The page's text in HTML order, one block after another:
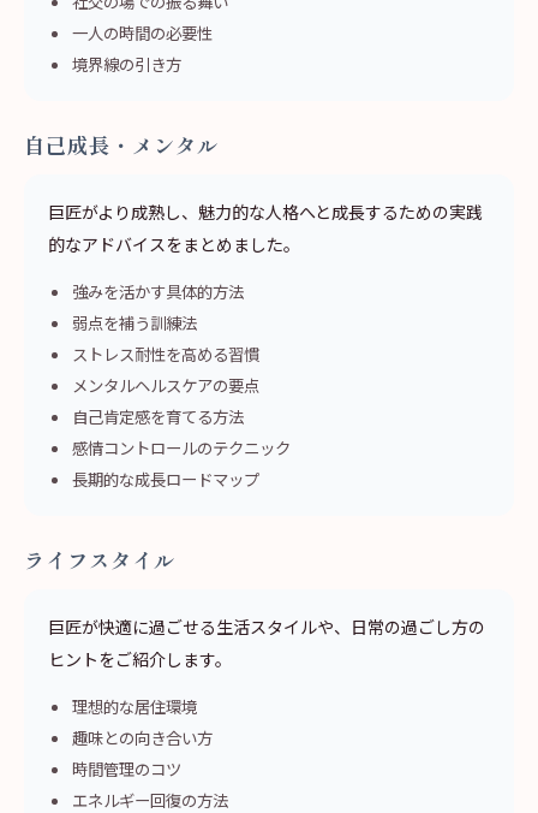
一人の時間の必要性
境界線の引き方
自己成長・メンタル
巨匠がより成熟し、魅力的な人格へと成長するための実践
的なアドバイスをまとめました。
強みを活かす具体的方法
弱点を補う訓練法
ストレス耐性を高める習慣
メンタルヘルスケアの要点
自己肯定感を育てる方法
感情コントロールのテクニック
長期的な成長ロードマップ
ライフスタイル
巨匠が快適に過ごせる生活スタイルや、日常の過ごし方の
ヒントをご紹介します。
理想的な居住環境
趣味との向き合い方
時間管理のコツ
エネルギー回復の方法